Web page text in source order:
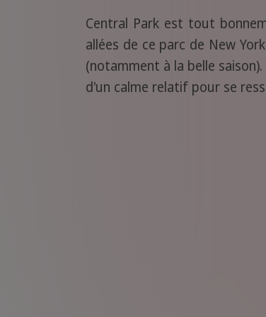
Central Park est tout
allées de ce parc de New
(notamment à la belle saison).
d'un calme relatif pour se